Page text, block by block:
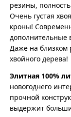
резины,
Очень густая
кроны!
дополнительные
Даже на близком
хвойного дерева!
Элитная 100%
новогоднего
прочной
выдержит